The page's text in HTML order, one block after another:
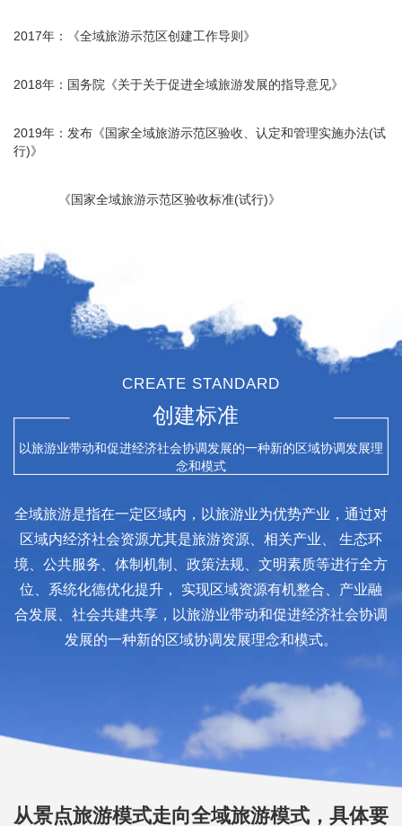
2017年：《全域旅游示范区创建工作导则》
2018年：国务院《关于关于促进全域旅游发展的指导意见》
2019年：发布《国家全域旅游示范区验收、认定和管理实施办法(试
行)》
《国家全域旅游示范区验收标准(试行)》
CREATE STANDARD
创建标准
以旅游业带动和促进经济社会协调发展的一种新的区域协调发展理
念和模式
全域旅游是指在一定区域内，以旅游业为优势产业，通过对
区域内经济社会资源尤其是旅游资源、相关产业、 生态环
境、公共服务、体制机制、政策法规、文明素质等进行全方
位、系统化德优化提升， 实现区域资源有机整合、产业融
合发展、社会共建共享，以旅游业带动和促进经济社会协调
发展的一种新的区域协调发展理念和模式。
从景点旅游模式走向全域旅游模式，具体要